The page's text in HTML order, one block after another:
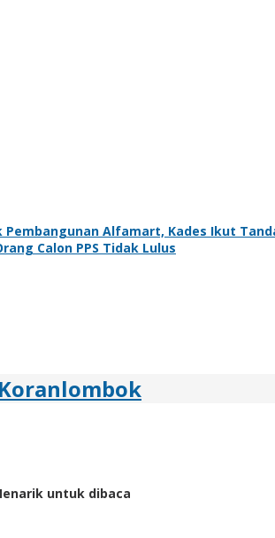
Pembangunan Alfamart, Kades Ikut
Calon PPS Tidak Lulus
untuk dibaca